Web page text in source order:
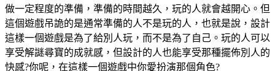
做一定程度的準備，準備的時間越久，玩的人就會越開心。但
這個遊戲吊詭的是通常準備的人不是玩的人，也就是說，設計
這樣一個遊戲是為了給別人玩，而不是為了自己。玩的人可以
享受解謎尋寶的成就感，但設計的人也能享受那種擺佈別人的
快感?你呢，在這樣一個遊戲中你愛扮演那個角色?